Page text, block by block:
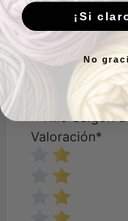
(0)
Añadir
Valoración*
¡Si
No